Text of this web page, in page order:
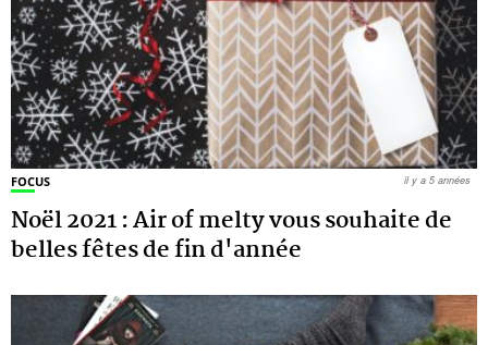
FOCUS
Noël 2021 : Air of melty vous souhaite de
belles fêtes de fin d'année
il y a 5 années